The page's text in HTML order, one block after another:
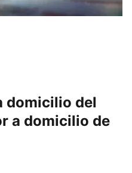
domicilio del
a domicilio de